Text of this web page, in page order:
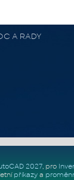
A RADY
2027, pro
příkazya